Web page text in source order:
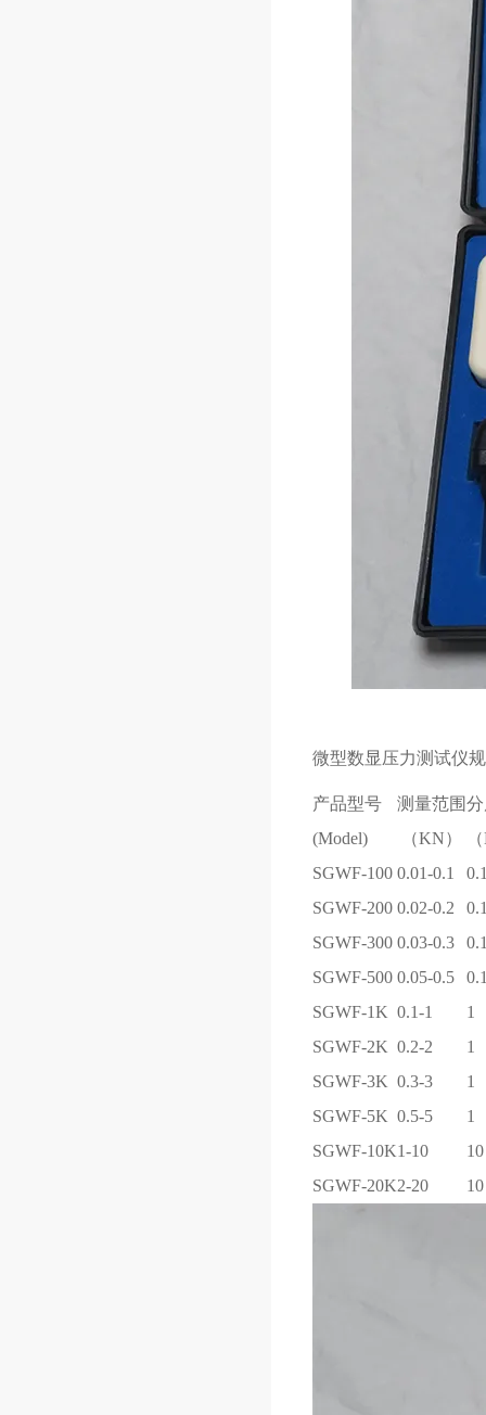
微型数显压力测试仪
产品型号
(Model)
测量范围
（KN）
SGWF-100 0.01-0.1
SGWF-200 0.02-0.2
SGWF-300 0.03-0.3
SGWF-500 0.05-0.5
SGWF-1K 0.1-1
1
SGWF-2K 0.2-2
1
SGWF-3K 0.3-3
1
SGWF-5K 0.5-5
1
SGWF-10K1-10
10
SGWF-20K2-20 10